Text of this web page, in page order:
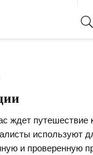
ждет путешествие
используют
и проверенную